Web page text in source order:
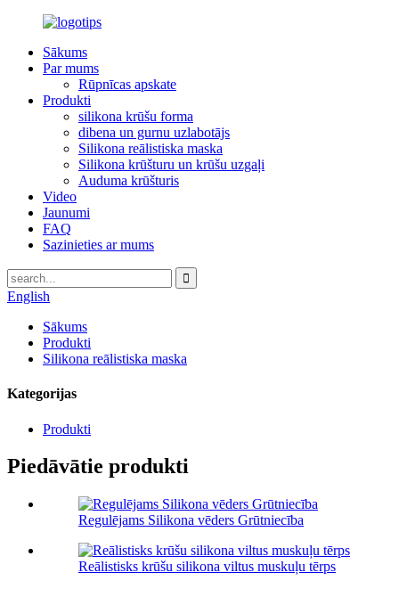
Sākums
Par mums
Rūpnīcas apskate
Produkti
silikona krūšu forma
dibena un gurnu uzlabotājs
Silikona reālistiska maska
Silikona krūšturu un krūšu uzgaļi
Auduma krūšturis
Video
Jaunumi
FAQ
Sazinieties ar mums
English
Sākums
Produkti
Silikona reālistiska maska
Kategorijas
Produkti
Piedāvātie produkti
Regulējams Silikona vēders Grūtniecība
Reālistisks krūšu silikona viltus muskuļu tērps